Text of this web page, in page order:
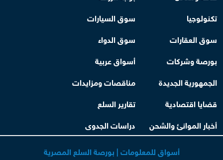
تكنولوجيا
سوق السيارات
سوق العقارات
سوق الدواء
بورصة وشركات
أسواق عربية
الجمهورية الجديدة
مناقصات ومزايدات
قضايا اقتصادية
تقارير السلع
أخبار الموانئ والشحن
دراسات الجدوى
أسواق للمعلومات | بورصة السلع المصرية